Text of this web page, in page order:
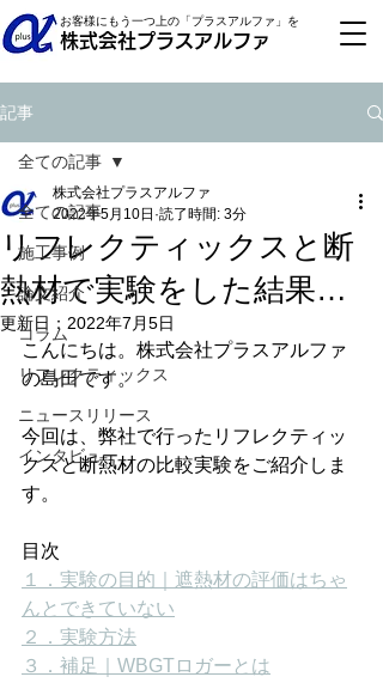
お客様にもう一つ上の「プラスアルファ」を
株式会社プラスアルファ
記事
全ての記事
施工事例
論文紹介
コラム
リフレクティックス
ニュースリリース
インタビュー
全ての記事
リフレクティックスと断
熱材で実験をした結果…
株式会社プラスアルファ
2022年5月10日 読了時間: 3分
更新日： 2022年7月5日
こんにちは。株式会社プラスアルファ
の島田です。
今回は、弊社で行ったリフレクティッ
クスと断熱材の比較実験をご紹介しま
す。
目次
１．実験の目的｜遮熱材の評価はちゃ
んとできていない
２．実験方法
３．補足｜WBGTロガーとは